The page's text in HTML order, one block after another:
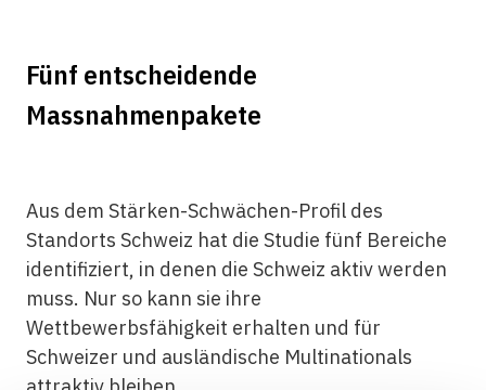
Fünf entscheidende
Massnahmenpakete
Aus dem Stärken-Schwächen-Profil des
Standorts Schweiz hat die Studie fünf Bereiche
identifiziert, in denen die Schweiz aktiv werden
muss. Nur so kann sie ihre
Wettbewerbsfähigkeit erhalten und für
Schweizer und ausländische Multinationals